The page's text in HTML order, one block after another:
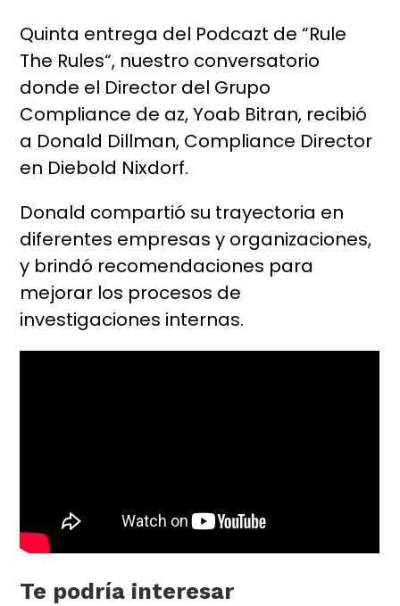
Quinta entrega del Podcazt de “Rule
The Rules“, nuestro conversatorio
donde el Director del Grupo
Compliance de az, Yoab Bitran, recibió
a Donald Dillman, Compliance Director
en Diebold Nixdorf.
Donald compartió su trayectoria en
diferentes empresas y organizaciones,
y brindó recomendaciones para
mejorar los procesos de
investigaciones internas.
Te podría interesar